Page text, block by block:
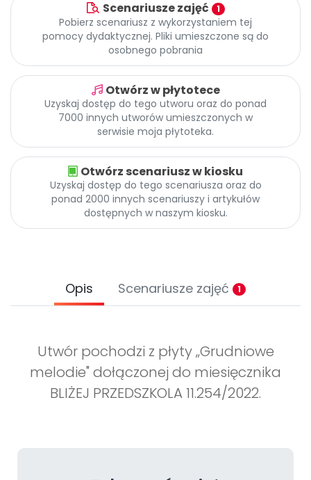
Archiwalne numery
Pomoc
Promocje
Scenariusze zajęć 1
Pobierz scenariusz z wykorzystaniem tej
pomocy dydaktycznej. Pliki umieszczone są do
osobnego pobrania
Otwórz w płytotece
Uzyskaj dostęp do tego utworu oraz do ponad
7000 innych utworów umieszczonych w
serwisie moja płytoteka.
Otwórz scenariusz w kiosku
Uzyskaj dostęp do tego scenariusza oraz do
ponad 2000 innych scenariuszy i artykułów
dostępnych w naszym kiosku.
Opis Scenariusze zajęć 1
Utwór pochodzi z płyty „Grudniowe
melodie" dołączonej do miesięcznika
BLIŻEJ PRZEDSZKOLA 11.254/2022.